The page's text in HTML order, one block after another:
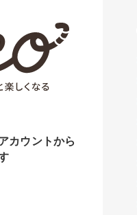
カウントから